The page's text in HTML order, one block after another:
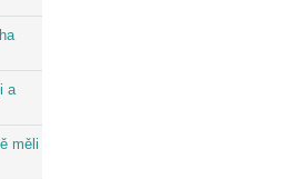
a
měli